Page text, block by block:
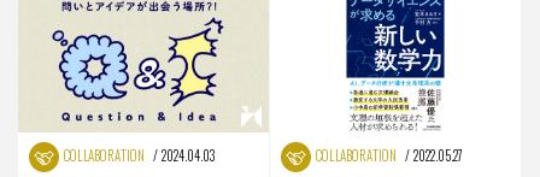
COLLABORATION 2024.04.03 COLLABORATION 2022.05.27